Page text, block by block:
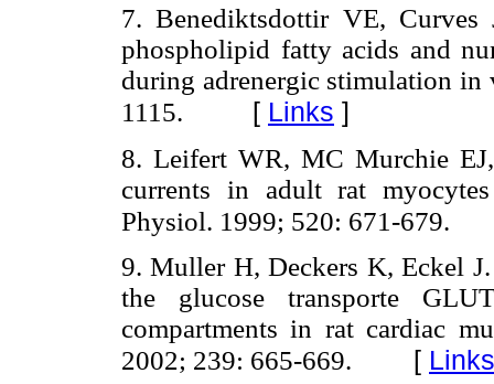
7. Benediktsdottir VE,
phospholipid fatty acids and
during adrenergic stimulation
1115. [ Links ]
8. Leifert WR, MC Murchie
currents in adult rat
Physiol. 1999; 520: 671-679.
9. Muller H, Deckers K, Eckel
the glucose transporte
compartments in rat cardiac
2002; 239: 665-669. [ Links